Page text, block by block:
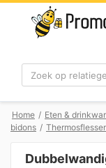
Zoek
Home / Eten &
bidons /